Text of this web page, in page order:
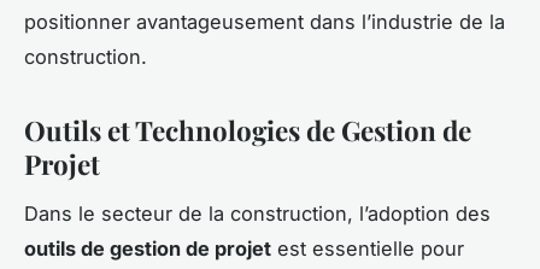
positionner avantageusement dans l’industrie de la
construction.
Outils et Technologies de Gestion de
Projet
Dans le secteur de la construction, l’adoption des
outils de gestion de projet est essentielle pour